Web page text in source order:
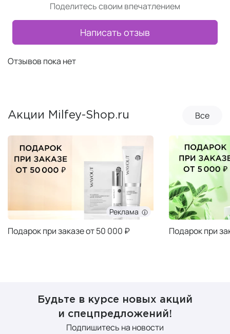
Поделитесь своим впечатлением
Написать отзыв
Отзывов пока нет
Акции Milfey-Shop.ru Все
Реклама
Подарок при заказе от 50 000 ₽ Подарок при
Будьте в курсе новых акций
и спецпредложений!
Подпишитесь на новости